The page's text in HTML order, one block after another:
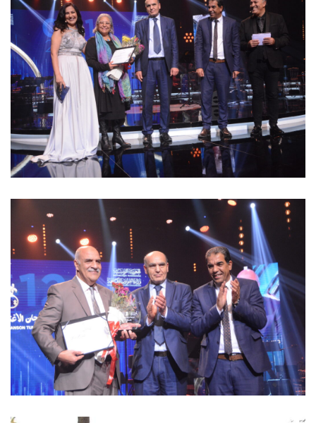
10 mars 2023
Soirée jeudi 9 Mars 2023
10 mars 2023
2023 سهرة يوم الخميس 9 مارس